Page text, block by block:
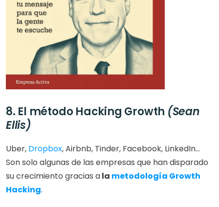
8. El método Hacking Growth (Sean
Ellis)
Uber, Dropbox, Airbnb, Tinder, Facebook, LinkedIn…
Son solo algunas de las empresas que han disparado
su crecimiento gracias a la metodología Growth
Hacking.